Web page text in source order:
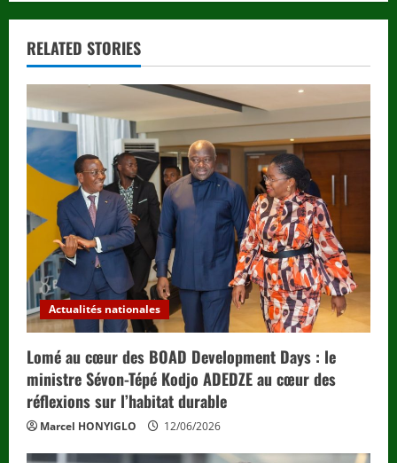
u
e
R
e
a
d
i
n
g
RELATED STORIES
Actualités nationales
Lomé au cœur des BOAD Development Days : le
ministre Sévon-Tépé Kodjo ADEDZE au cœur des
réflexions sur l’habitat durable
Marcel HONYIGLO 12/06/2026